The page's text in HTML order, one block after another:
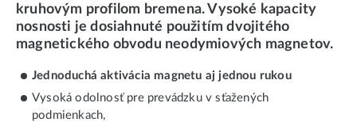
kruhovým profilom bremena. Vysoké kapacity
nosnosti je dosiahnuté použitím dvojitého
magnetického obvodu neodymiových magnetov.
Jednoduchá aktivácia magnetu aj jednou rukou
Vysoká odolnosť pre prevádzku v sťažených
podmienkach,